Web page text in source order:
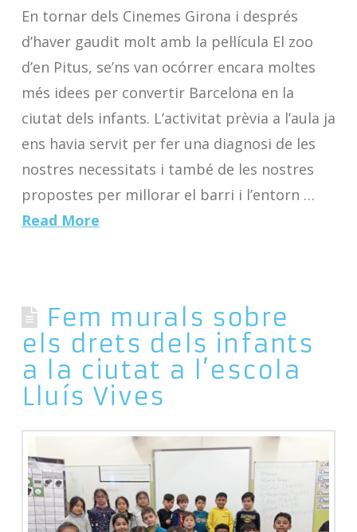
En tornar dels Cinemes Girona i després
d’haver gaudit molt amb la pel·lícula El zoo
d’en Pitus, se’ns van ocórrer encara moltes
més idees per convertir Barcelona en la
ciutat dels infants. L’activitat prèvia a l’aula ja
ens havia servit per fer una diagnosi de les
nostres necessitats i també de les nostres
propostes per millorar el barri i l’entorn …
Read More
Fem murals sobre
els drets dels infants
a la ciutat a l’escola
Lluís Vives